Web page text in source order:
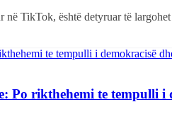
TikTok, është detyruar të
Po rikthehemi te tempulli i